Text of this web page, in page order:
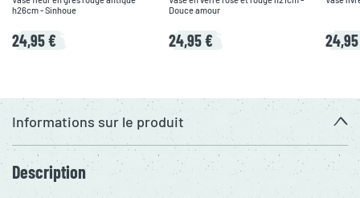
h26cm - Sinhoue
24,95 €
Douce amour
24,95 €
Informations sur le produit
Description